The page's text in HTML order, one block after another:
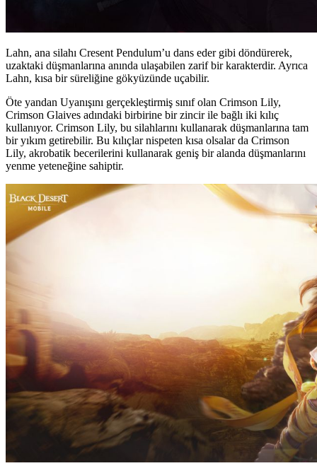
Lahn, ana silahı Cresent Pendulum’u dans eder gibi döndürerek,
uzaktaki düşmanlarına anında ulaşabilen zarif bir karakterdir. Ayrıca
Lahn, kısa bir süreliğine gökyüzünde uçabilir.
Öte yandan Uyanışını gerçekleştirmiş sınıf olan Crimson Lily,
Crimson Glaives adındaki birbirine bir zincir ile bağlı iki kılıç
kullanıyor. Crimson Lily, bu silahlarını kullanarak düşmanlarına tam
bir yıkım getirebilir. Bu kılıçlar nispeten kısa olsalar da Crimson
Lily, akrobatik becerilerini kullanarak geniş bir alanda düşmanlarını
yenme yeteneğine sahiptir.